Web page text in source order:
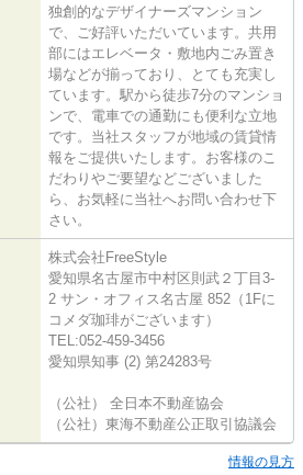
独創的なデザイナーズマンション
で、ご好評いただいています。共用
部にはエレベータ・敷地内ごみ置き
場などが揃っており、とても充実し
ています。駅から徒歩7分のマンショ
ンで、電車での通勤にも便利な立地
です。当社スタッフが地域の賃貸情
報をご提供いたします。お客様のこ
だわりやご要望などございました
ら、お気軽に当社へお問い合わせ下
さい。
株式会社FreeStyle
愛知県名古屋市中村区則武２丁目3-
2 サン・オフィス名古屋 852（1Fに
コメダ珈琲がございます）
TEL:052-459-3456
愛知県知事 (2) 第24283号
（公社） 全日本不動産協会
（公社）東海不動産公正取引協議会
情報の見方